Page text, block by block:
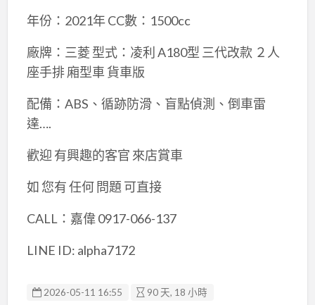
年份：2021年 CC數：1500cc
廠牌：三菱 型式：凌利 A180型 三代改款 ２人
座手排 廂型車 貨車版
配備：ABS、循跡防滑、盲點偵測、倒車雷
達….
歡迎 有興趣的客官 來店賞車
如 您有 任何 問題 可直接
CALL：嘉偉 0917-066-137
LINE ID: alpha7172
2026-05-11 16:55 90 天, 18 小時